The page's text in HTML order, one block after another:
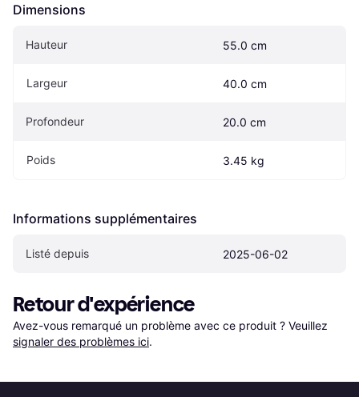
Dimensions
Hauteur 55.0 cm
Largeur 40.0 cm
Profondeur 20.0 cm
Poids 3.45 kg
Informations supplémentaires
Listé depuis 2025-06-02
Retour d'expérience
Avez-vous remarqué un problème avec ce produit ? Veuillez
signaler des problèmes ici.